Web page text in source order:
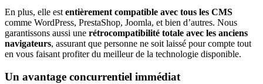
En plus, elle est entièrement compatible avec tous les CMS
comme WordPress, PrestaShop, Joomla, et bien d’autres. Nous
garantissons aussi une rétrocompatibilité totale avec les anciens
navigateurs, assurant que personne ne soit laissé pour compte tout
en vous faisant profiter du meilleur de la technologie disponible.
Un avantage concurrentiel immédiat